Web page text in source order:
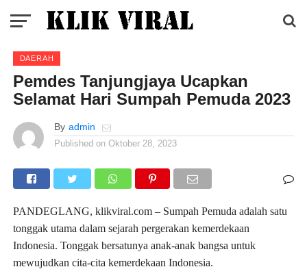
DAERAH
Pemdes Tanjungjaya Ucapkan
Selamat Hari Sumpah Pemuda 2023
By admin
Published on Oktober 28, 2023
PANDEGLANG, klikviral.com – Sumpah Pemuda adalah satu
tonggak utama dalam sejarah pergerakan kemerdekaan
Indonesia. Tonggak bersatunya anak-anak bangsa untuk
mewujudkan cita-cita kemerdekaan Indonesia.